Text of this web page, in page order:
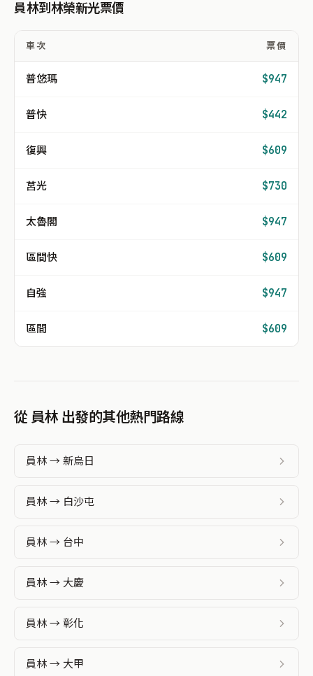
員林到林榮新光票價
車次 票價
普悠瑪 $947
普快 $442
復興 $609
莒光 $730
太魯閣 $947
區間快 $609
自強 $947
區間 $609
從 員林 出發的其他熱門路線
員林 → 新烏日
員林 → 白沙屯
員林 → 台中
員林 → 大慶
員林 → 彰化
員林 → 大甲